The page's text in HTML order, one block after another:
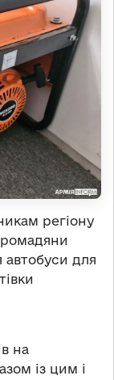
регіону
автобуси для
на
із цим і